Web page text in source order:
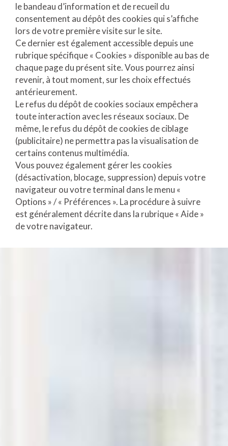
le bandeau d’information et de recueil du
consentement au dépôt des cookies qui s’affiche
lors de votre première visite sur le site.
Ce dernier est également accessible depuis une
rubrique spécifique « Cookies » disponible au bas de
chaque page du présent site. Vous pourrez ainsi
revenir, à tout moment, sur les choix effectués
antérieurement.
Le refus du dépôt de cookies sociaux empêchera
toute interaction avec les réseaux sociaux. De
même, le refus du dépôt de cookies de ciblage
(publicitaire) ne permettra pas la visualisation de
certains contenus multimédia.
Vous pouvez également gérer les cookies
(désactivation, blocage, suppression) depuis votre
navigateur ou votre terminal dans le menu «
Options » / « Préférences ». La procédure à suivre
est généralement décrite dans la rubrique « Aide »
de votre navigateur.